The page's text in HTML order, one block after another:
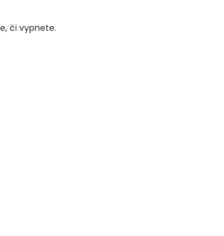
či vypnete.